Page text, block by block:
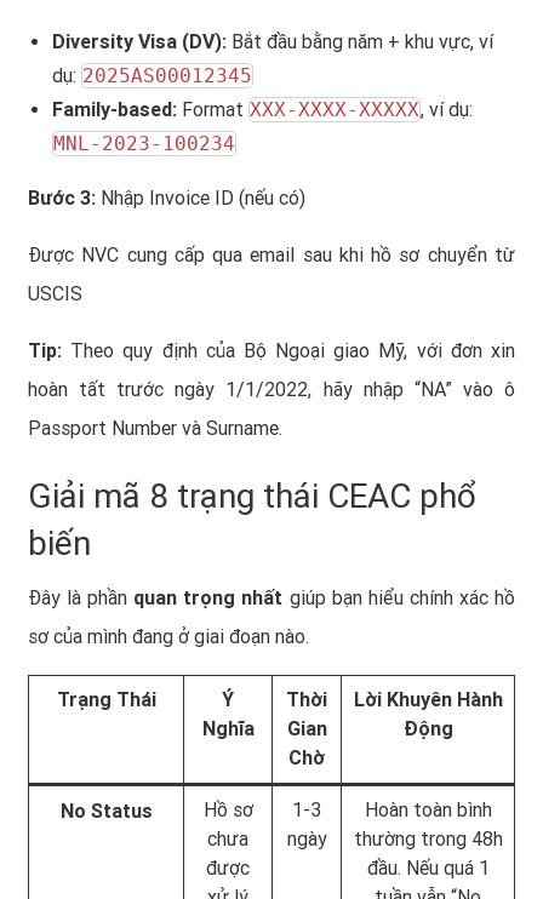
Diversity Visa (DV): Bắt đầu bằng năm + khu vực, ví
dụ: 2025AS00012345
Family-based: Format XXX-XXXX-XXXXX, ví dụ:
MNL-2023-100234
Bước 3: Nhập Invoice ID (nếu có)
Được NVC cung cấp qua email sau khi hồ sơ chuyển từ
USCIS
Tip: Theo quy định của Bộ Ngoại giao Mỹ, với đơn xin
hoàn tất trước ngày 1/1/2022, hãy nhập “NA” vào ô
Passport Number và Surname.
Giải mã 8 trạng thái CEAC phổ
biến
Đây là phần quan trọng nhất giúp bạn hiểu chính xác hồ
sơ của mình đang ở giai đoạn nào.
Trạng Thái
Ý
Nghĩa
Thời
Gian
Chờ
Lời Khuyên Hành
Động
No Status
Hồ sơ
chưa
được
1-3
ngày
Hoàn toàn bình
thường trong 48h
đầu. Nếu quá 1